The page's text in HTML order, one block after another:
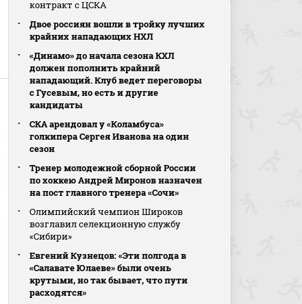
контракт с ЦСКА
Двое россиян вошли в тройку лучших
крайних нападающих НХЛ
«Динамо» до начала сезона КХЛ
должен пополнить крайний
нападающий. Клуб ведет переговоры
с Гусевым, но есть и другие
кандидаты
СКА арендовал у «Коламбуса»
голкипера Сергея Иванова на один
сезон
Тренер молодежной сборной России
по хоккею Андрей Миронов назначен
на пост главного тренера «Сочи»
Олимпийский чемпион Широков
возглавил селекционную службу
«Сибири»
Евгений Кузнецов: «Эти полгода в
«Салавате Юлаеве» были очень
крутыми, но так бывает, что пути
расходятся»